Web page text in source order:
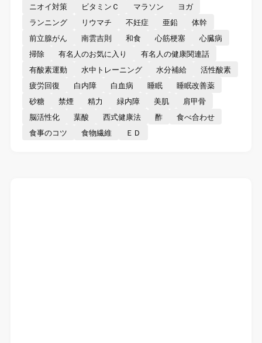
ニオイ対策
ビタミンＣ マラソン
ヨガ
ランニング
リウマチ 不妊症 亜鉛
体幹
前立腺がん
南雲吉則 和食 心筋梗塞
心臓病
掃除
有名人のお気に入り
有名人の健康関連話
有酸素運動
水中トレーニング 水分補給
活性酸素
疲労回復
白内障 白血病 睡眠
睡眠改善薬
砂糖
禁煙 精力 緑内障 美肌
肩甲骨
脳活性化
葉酸 西式健康法 酢
食べ合わせ
食事のコツ
食物繊維 ＥＤ